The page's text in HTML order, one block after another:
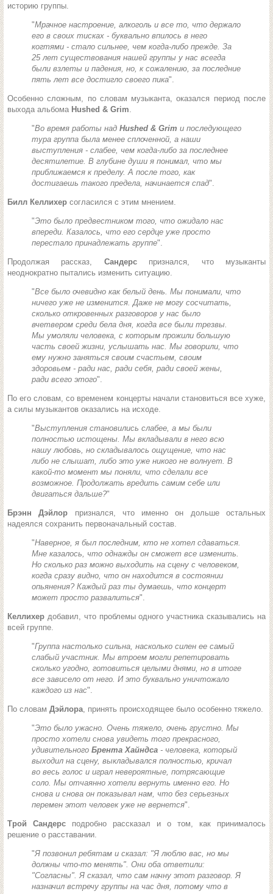
историю группы.
"Мрачное настроение, алкоголь и все то, что держало
его в своих тисках - буквально впилось в него
когтями - стало сильнее, чем когда-либо прежде. За
25 лет существования нашей группы у нас всегда
были взлеты и падения, но, к сожалению, за последние
пять лет все достигло своего пика".
Особенно сложным, по словам музыканта, оказался период после
выхода альбома Hushed & Grim.
"Во время работы над Hushed & Grim и последующего
тура группа была менее сплоченной, а наши
выступления - слабее, чем когда-либо за последнее
десятилетие. В глубине души я понимал, что мы
приближаемся к пределу. А после того, как
достигаешь такого предела, начинается спад".
Билл Келлихер согласился с этим мнением.
"Это было предвестником того, что ожидало нас
впереди. Казалось, что его сердце уже просто
перестало принадлежать группе".
Продолжая рассказ, Сандерс признался, что музыканты
неоднократно пытались изменить ситуацию.
"Все было очевидно как белый день. Мы понимали, что
ничего уже не изменится. Даже не могу сосчитать,
сколько откровенных разговоров у нас было
вчетвером среди бела дня, когда все были трезвы.
Мы умоляли человека, с которым прожили большую
часть своей жизни, услышать нас. Мы говорили, что
ему нужно заняться своим счастьем, своим
здоровьем - ради нас, ради себя, ради своей жены,
ради всего этого".
По его словам, со временем концерты начали становиться все хуже,
а силы музыкантов оказались на исходе.
"Выступления становились слабее, а мы были
полностью истощены. Мы вкладывали в него всю
нашу любовь, но складывалось ощущение, что нас
либо не слышат, либо это уже никого не волнует. В
какой-то момент мы поняли, что сделали все
возможное. Продолжать вредить самим себе или
двигаться дальше?"
Брэнн Дэйлор признался, что именно он дольше остальных
надеялся сохранить первоначальный состав.
"Наверное, я был последним, кто не хотел сдаваться.
Мне казалось, что однажды он сможет все изменить.
Но сколько раз можно выходить на сцену с человеком,
когда сразу видно, что он находится в состоянии
опьянения? Каждый раз ты думаешь, что концерт
может просто развалиться".
Келлихер добавил, что проблемы одного участника сказывались на
всей группе.
"Группа настолько сильна, насколько силен ее самый
слабый участник. Мы втроем могли репетировать
сколько угодно, готовиться целыми днями, но в итоге
все зависело от него. И это буквально уничтожало
каждого из нас".
По словам Дэйлора, принять происходящее было особенно тяжело.
"Это было ужасно. Очень тяжело, очень грустно. Мы
просто хотели снова увидеть того прекрасного,
удивительного Брента Хайндса - человека, который
выходил на сцену, выкладывался полностью, кричал
во весь голос и играл невероятные, потрясающие
соло. Мы отчаянно хотели вернуть именно его. Но
снова и снова он показывал нам, что без серьезных
перемен этот человек уже не вернется".
Трой Сандерс подробно рассказал и о том, как принималось
решение о расставании.
"Я позвонил ребятам и сказал: "Я люблю вас, но мы
должны что-то менять". Они оба ответили:
"Согласны". Я сказал, что сам начну этот разговор. Я
назначил встречу группы на час дня, потому что в